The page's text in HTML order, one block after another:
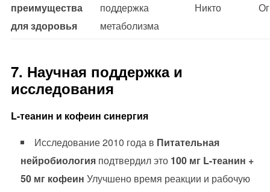
преимущества
для здоровья
поддержка
метаболизма
Никто
7. Научная поддержка и
исследования
L-теанин и кофеин синергия
Исследование 2010 года в Питательная
нейробиологияподтвердил это 100 мг L-теанин +
50 мг кофеин Улучшено время реакции и рабочую